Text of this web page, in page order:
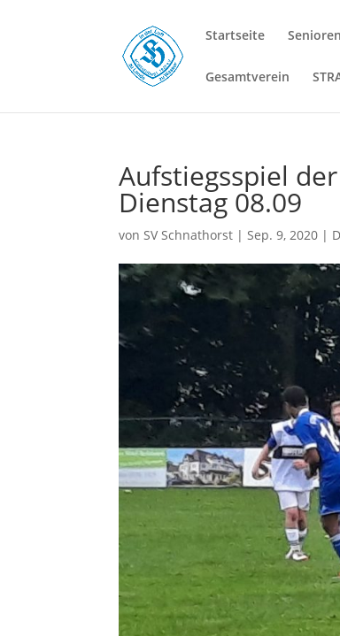
Startseite Senioren
Gesamtverein
Aufstiegsspiel
Dienstag 08.09
vonSV Schnathorst |Sep. 9, 2020 |